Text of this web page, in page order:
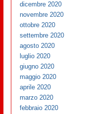
dicembre 2020
novembre 2020
ottobre 2020
settembre 2020
agosto 2020
luglio 2020
giugno 2020
maggio 2020
aprile 2020
marzo 2020
febbraio 2020